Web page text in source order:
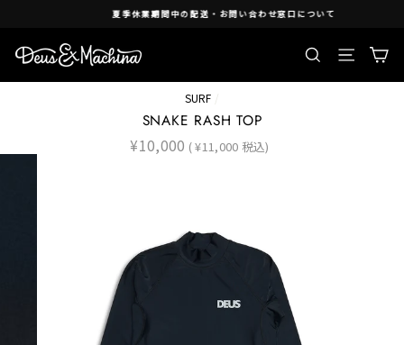
夏季休業期間中の配送・お問い合わせ窓口について
検索 Site
SURF /
SNAKE RASH TOP
Regular
price
¥10,000 ( ¥11,000 税込)